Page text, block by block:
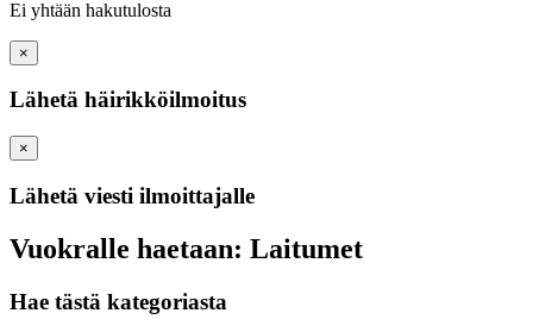
Ei yhtään hakutulosta
×
Lähetä häirikköilmoitus
×
Lähetä viesti ilmoittajalle
Vuokralle haetaan: Laitumet
Hae tästä kategoriasta